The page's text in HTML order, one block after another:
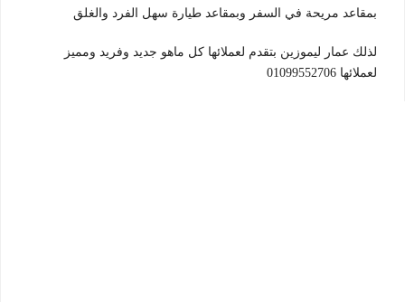
بمقاعد مريحة في السفر وبمقاعد طيارة سهل الفرد والغلق
لذلك عمار ليموزين بتقدم لعملائها كل ماهو جديد وفريد ومميز
لعملائها 01099552706